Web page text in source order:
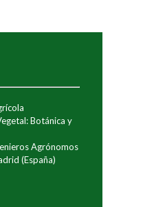
Botánica y
Agrónomos
(España)